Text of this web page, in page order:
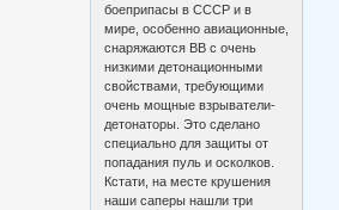
боеприпасы в СССР и в
мире, особенно авиационные,
снаряжаются ВВ с очень
низкими детонационными
свойствами, требующими
очень мощные взрыватели-
детонаторы. Это сделано
специально для защиты от
попадания пуль и осколков.
Кстати, на месте крушения
наши саперы нашли три